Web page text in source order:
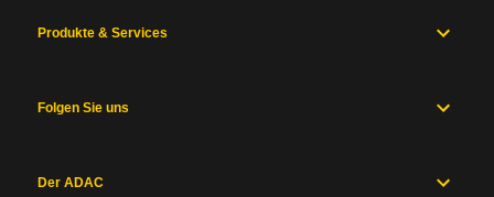
Produkte & Services
Folgen Sie uns
Der ADAC